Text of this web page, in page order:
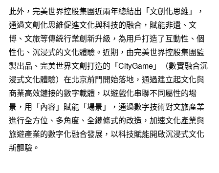
此外，完美世界控股集團近兩年總結出「文創化思維」，
通過文創化思維促進文化與科技的融合，賦能非遺、文
博、文旅等傳統行業創新升級，為用戶打造了互動性、個
性化、沉浸式的文化體驗。近期，由完美世界控股集團監
製出品、完美世界文創打造的「CityGame」（數實融合沉
浸式文化體驗）在北京前門開始落地，通過建立起文化與
商業高效鏈接的數字載體，以遊戲化串聯不同屬性的場
景，用「內容」賦能「場景」，通過數字技術對文旅產業
進行全方位、多角度、全鏈條式的改造，加速文化產業與
旅遊產業的數字化融合發展，以科技賦能開啟沉浸式文化
新體驗。